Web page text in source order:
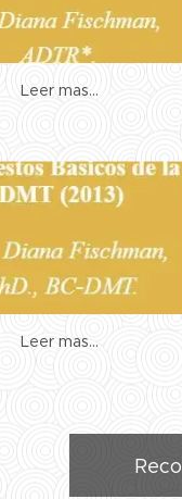
Leer mas...
Leer mas...